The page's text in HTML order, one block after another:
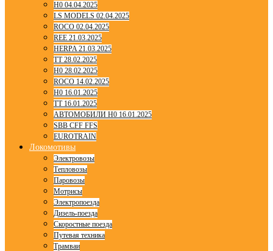
H0 04.04.2025
LS MODELS 02.04.2025
ROCO 02.04.2025
REE 21.03.2025
HERPA 21.03.2025
TT 28.02.2025
H0 28.02.2025
ROCO 14.02.2025
H0 16.01.2025
TT 16.01.2025
АВТОМОБИЛИ H0 16.01.2025
SBB CFF FFS
EUROTRAIN
Локомотивы
Электровозы
Тепловозы
Паровозы
Мотрисы
Электропоезда
Дизель-поезда
Скоростные поезда
Путевая техника
Трамваи